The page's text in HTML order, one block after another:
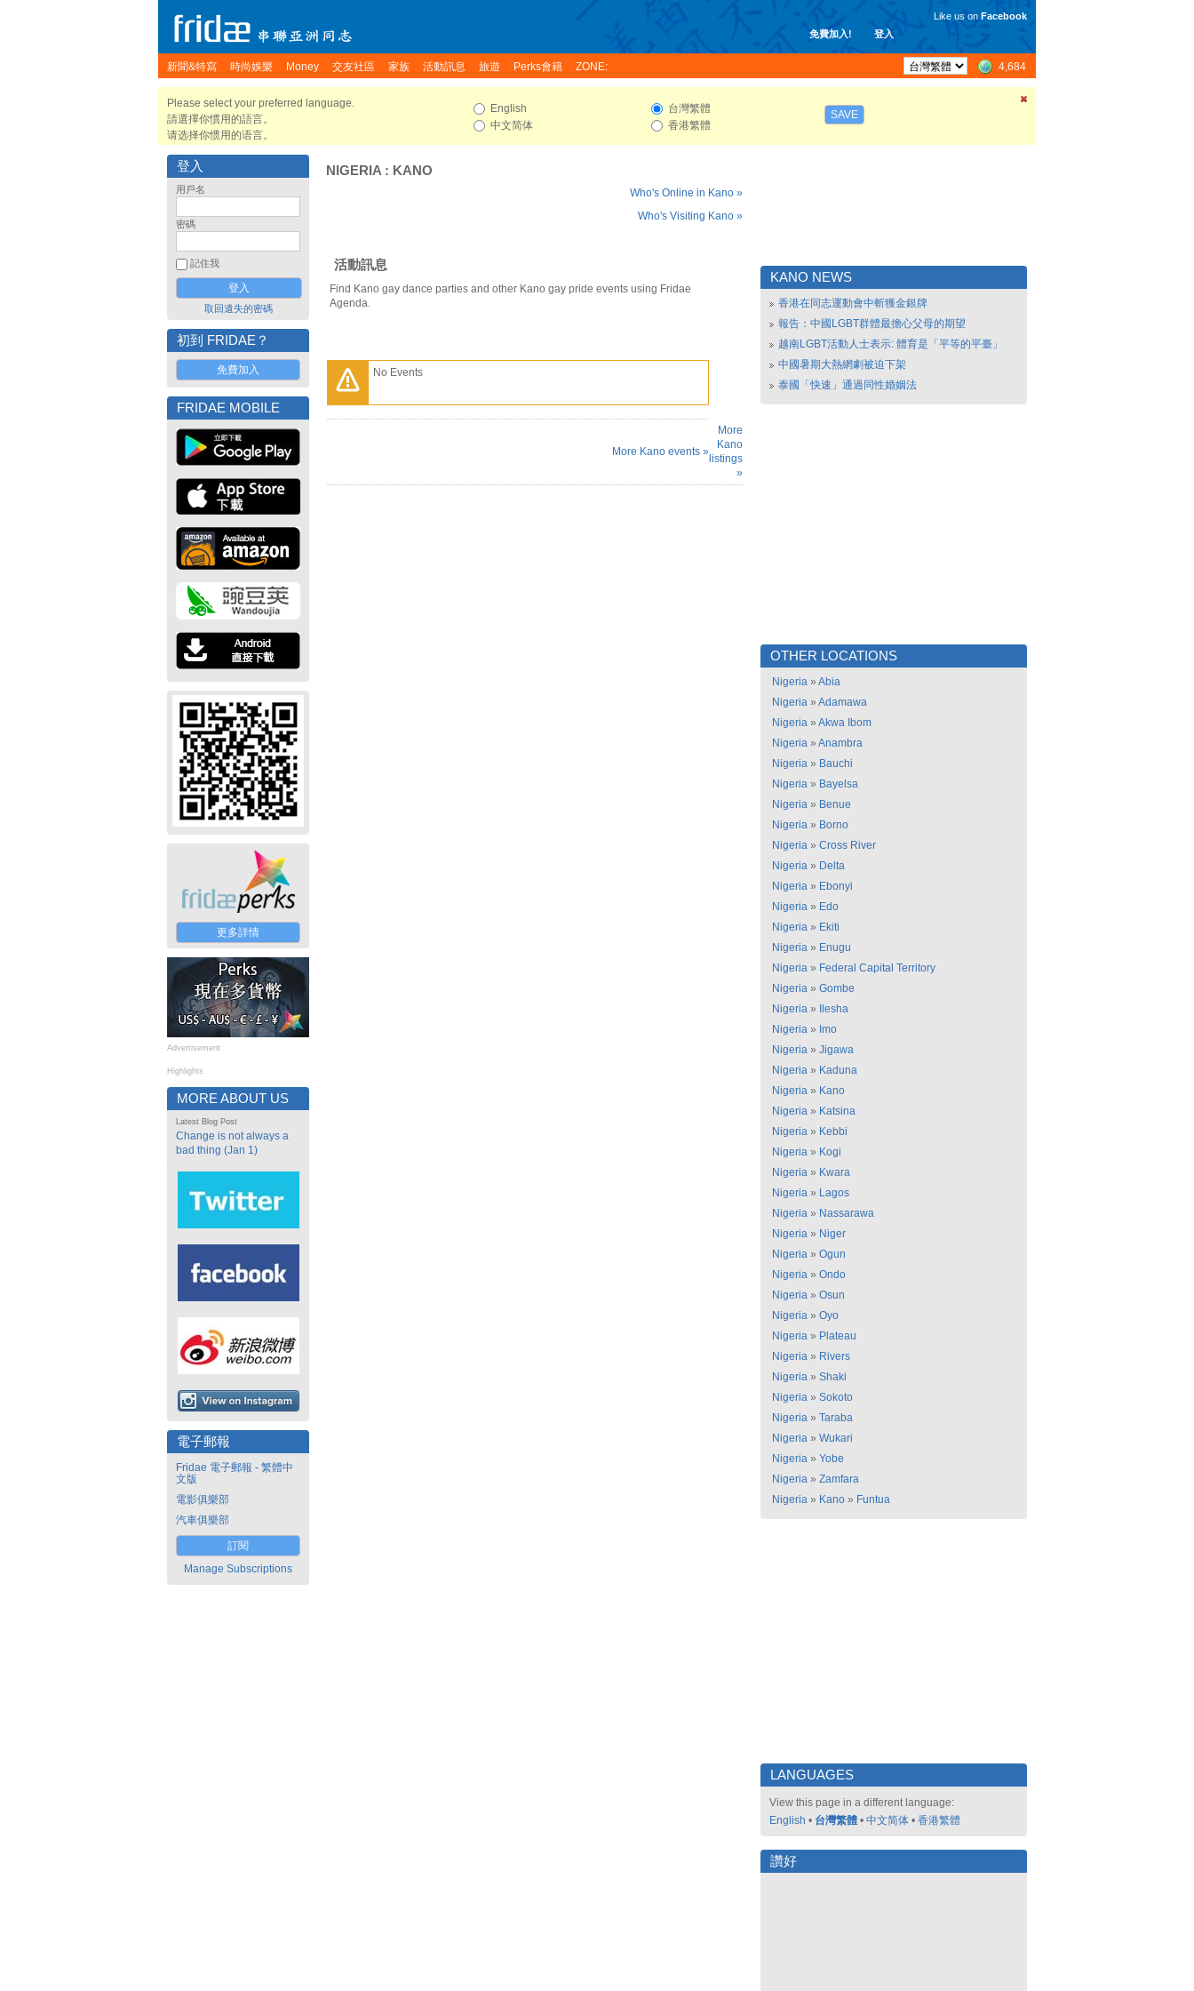
免費加入! 登入
Like us on Facebook
新聞&特寫 時尚娛樂 Money 交友社區 家族 活動訊息 旅遊 Perks會籍 ZONE: 4,684
Please select your preferred language.
請選擇你慣用的語言。
请选择你惯用的语言。
English
中文简体
台灣繁體
香港繁體
SAVE
登入
用戶名
密碼
記住我
取回遺失的密碼
初到 FRIDAE？
免費加入
FRIDAE MOBILE
更多詳情
Advertisement
Highlights
MORE ABOUT US
Latest Blog Post
Change is not always a
bad thing (Jan 1)
電子郵報
Fridae 電子郵報 - 繁體中
文版
電影俱樂部
汽車俱樂部
訂閱
Manage Subscriptions
NIGERIA : KANO
Who's Online in Kano »
Who's Visiting Kano »
活動訊息
Find Kano gay dance parties and other Kano gay pride events using Fridae
Agenda.
No Events
More Kano events »
More
Kano
listings
»
KANO NEWS
香港在同志運動會中斬獲金銀牌
報告：中國LGBT群體最擔心父母的期望
越南LGBT活動人士表示: 體育是「平等的平臺」
中國暑期大熱網劇被迫下架
泰國「快速」通過同性婚姻法
OTHER LOCATIONS
Nigeria » Abia
Nigeria » Adamawa
Nigeria » Akwa Ibom
Nigeria » Anambra
Nigeria » Bauchi
Nigeria » Bayelsa
Nigeria » Benue
Nigeria » Borno
Nigeria » Cross River
Nigeria » Delta
Nigeria » Ebonyi
Nigeria » Edo
Nigeria » Ekiti
Nigeria » Enugu
Nigeria » Federal Capital Territory
Nigeria » Gombe
Nigeria »
Ilesha
Nigeria » Imo
Nigeria » Jigawa
Nigeria » Kaduna
Nigeria » Kano
Nigeria » Katsina
Nigeria » Kebbi
Nigeria » Kogi
Nigeria » Kwara
Nigeria » Lagos
Nigeria » Nassarawa
Nigeria » Niger
Nigeria » Ogun
Nigeria » Ondo
Nigeria » Osun
Nigeria » Oyo
Nigeria » Plateau
Nigeria » Rivers
Nigeria » Shaki
Nigeria » Sokoto
Nigeria » Taraba
Nigeria » Wukari
Nigeria » Yobe
Nigeria » Zamfara
Nigeria » Kano » Funtua
LANGUAGES
View this page in a different language:
English • 台灣繁體 • 中文简体 • 香港繁體
讚好